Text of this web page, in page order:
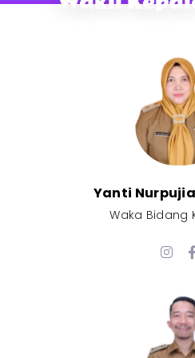
Yanti
Waka Bidang